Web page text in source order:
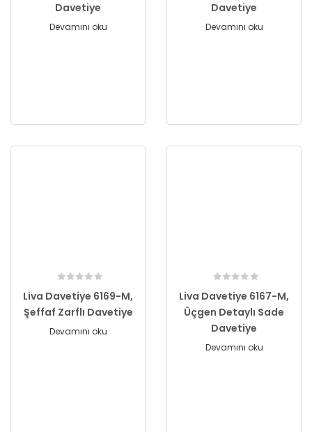
Davetiye
Devamını oku
Davetiye
Devamını oku
Liva Davetiye 6169-M,
Şeffaf Zarflı Davetiye
Devamını oku
Liva Davetiye 6167-M,
Üçgen Detaylı Sade
Davetiye
Devamını oku